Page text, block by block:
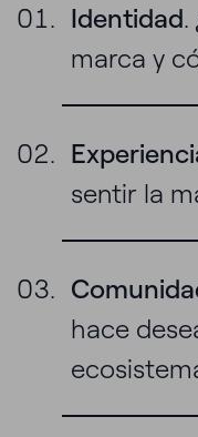
Identidad.
marca y
sentir la
hace